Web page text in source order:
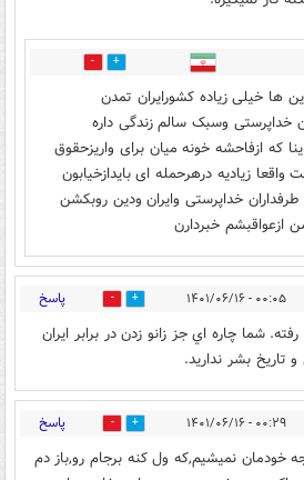
6
ها خیلی زیاده کشورایران تمدن
خداپرستی وسبک سالم زندگی داره
که ازفاحشه خونه میان برای واریزحقوق
زیادیه درهرحمله ای بایدازخیابون
خداپرستی وایران ودین روبکشن
ازعواقبشم خبردارن
۰۰:۰۵ - ۱۴۰۱/۰۶/۱۶ 0 پاسخ
شما چاره اي جز زانو زدن در برابر ايران
بشر نداريد.
۰۰:۲۹ - ۱۴۰۱/۰۶/۱۶ 0 پاسخ
خودمان نمیشیم,که ول کنه برجام رو,باز دم